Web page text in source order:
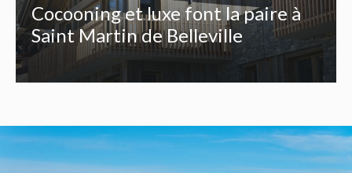
Cocooning et luxe font la paire à
Saint Martin de Belleville